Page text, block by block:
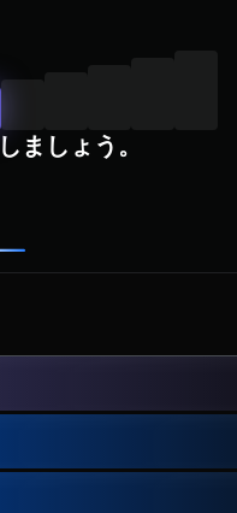
ましょう。